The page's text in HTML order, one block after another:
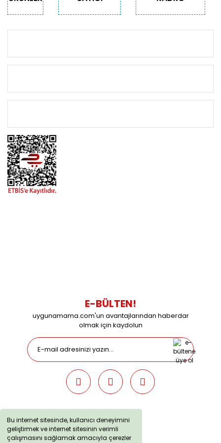
Bu internet sitesinde, kullanıcı deneyimini
geliştirmek ve internet sitesinin verimli
çalışmasını sağlamak amacıyla çerezler
E-BÜLTEN!
uygunamama.com'un avantajlarından haberdar
olmak için kaydolun
uygunamama.com © 2019 - Tüm Hakları Saklıdır. Kredi kartı